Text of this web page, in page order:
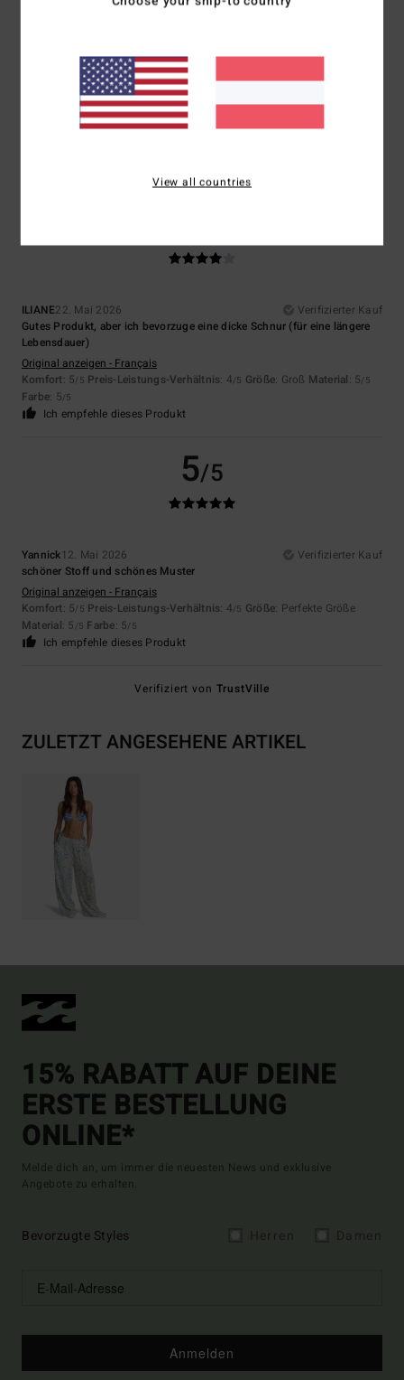
Zu klein Zu groß
Farbe
ILIANE22. Mai 2026
Verifizierter Kauf
Gutes Produkt, aber ich bevorzuge eine dicke Schnur (für eine längere
Lebensdauer)
Original anzeigen - Français
Komfort: 5/5 Preis-Leistungs-Verhältnis: 4/5 Größe: Groß Material: 5/5
Farbe: 5/5
Ich empfehle dieses Produkt
5/5
Yannick12. Mai 2026
Verifizierter Kauf
schöner Stoff und schönes Muster
Original anzeigen - Français
Komfort: 5/5 Preis-Leistungs-Verhältnis: 4/5 Größe: Perfekte Größe
Material: 5 /5 Farbe: 5/5
Ich empfehle dieses Produkt
Verifiziert von TrustVille
ZULETZT ANGESEHENE ARTIKEL
15% RABATT AUF DEINE
ERSTE BESTELLUNG
ONLINE*
Melde dich an, um immer die neuesten News und exklusive
Angebote zu erhalten.
Bevorzugte Styles
Anmelden
View all countries